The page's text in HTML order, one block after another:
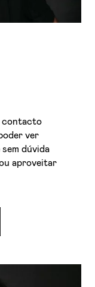
contacto
ver
dúvida
aproveitar